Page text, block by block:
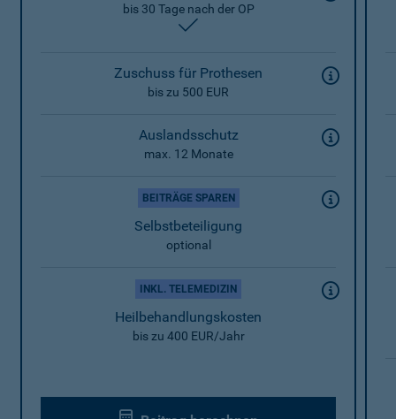
bis 30 Tage nach der OP
Zuschuss für Prothesen
bis zu 500 EUR
Auslandsschutz
max. 12 Monate
BEITRÄGE SPAREN
Selbstbeteiligung
optional
INKL. TELEMEDIZIN
Heilbehandlungskosten
bis zu 400 EUR/Jahr